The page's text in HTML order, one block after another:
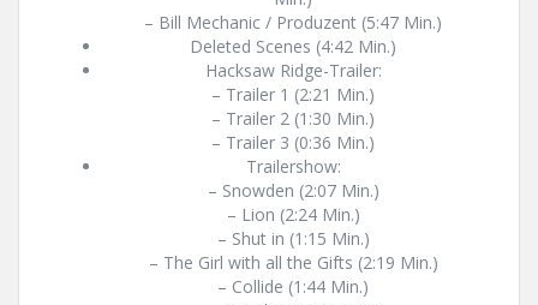
– Bill Mechanic / Produzent (5:47 Min.)
Deleted Scenes (4:42 Min.)
Hacksaw Ridge-Trailer:
– Trailer 1 (2:21 Min.)
– Trailer 2 (1:30 Min.)
– Trailer 3 (0:36 Min.)
Trailershow:
– Snowden (2:07 Min.)
– Lion (2:24 Min.)
– Shut in (1:15 Min.)
– The Girl with all the Gifts (2:19 Min.)
– Collide (1:44 Min.)